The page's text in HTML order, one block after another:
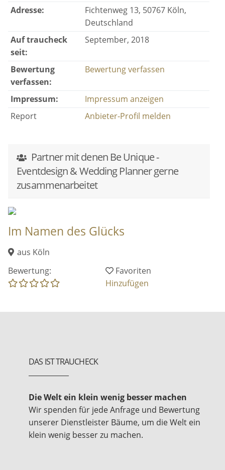
Adresse:
Fichtenweg 13, 50767 Köln,
Deutschland
Auf traucheck
seit:
September, 2018
Bewertung
verfassen:
Bewertung verfassen
Impressum:
Impressum anzeigen
Report
Anbieter-Profil melden
Partner mit denen Be Unique -
Eventdesign & Wedding Planner gerne
zusammenarbeitet
Im Namen des Glücks
aus Köln
Bewertung:
Favoriten
Hinzufügen
DAS IST TRAUCHECK
Die Welt ein klein wenig besser machen
Wir spenden für jede Anfrage und Bewertung
unserer Dienstleister Bäume, um die Welt ein
klein wenig besser zu machen.